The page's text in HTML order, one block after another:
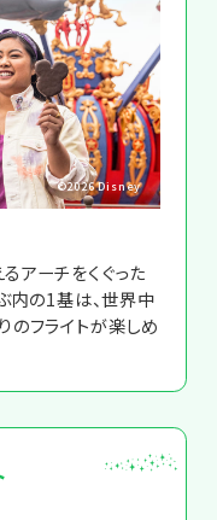
©2026 Disney
アーチをくぐった
内の1基は、世界中
のフライトが楽しめ